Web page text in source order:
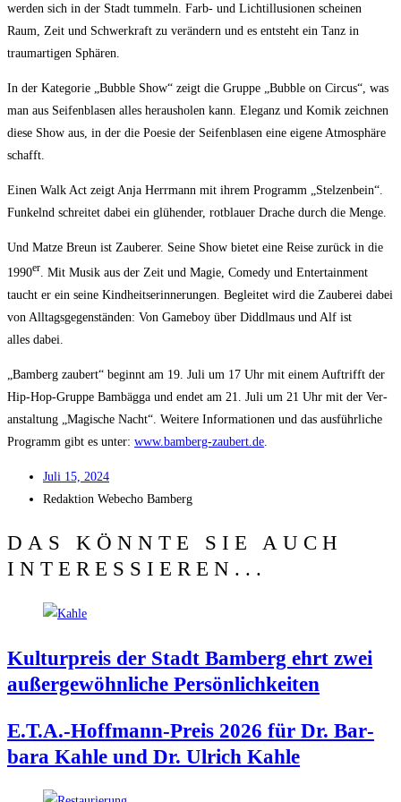
wer­den sich in der Stadt tum­meln. Farb- und Lichtil­lu­sio­nen schei­nen
Raum, Zeit und Schwer­kraft zu ver­än­dern und es ent­steht ein Tanz in
traum­ar­ti­gen Sphären.
In der Kate­go­rie „Bubble Show“ zeigt die Grup­pe „Bubble on Cir­cus“, was
man aus Sei­fen­bla­sen alles her­aus­ho­len kann. Ele­ganz und Komik zeich­nen
die­se Show aus, in der die Poe­sie der Sei­fen­bla­sen eine eige­ne Atmo­sphä­re
schafft.
Einen Walk Act zeigt Anja Herr­mann mit ihrem Pro­gramm „Stel­zen­bein“.
Fun­kelnd schrei­tet dabei ein glü­hen­der, rot­blau­er Dra­che durch die Menge.
Und Mat­ze Breun ist Zau­be­rer. Sei­ne Show bie­tet eine Rei­se zurück in die
1990er . Mit Musik aus der Zeit und Magie, Come­dy und Enter­tain­ment
taucht er ein sei­ne Kind­heits­er­in­ne­run­gen. Beglei­tet wird die Zau­be­rei dabei
von All­tags­ge­gen­stän­den: Von Game­boy über Diddl­maus und Alf ist
alles dabei.
„Bam­berg zau­bert“ beginnt am 19. Juli um 17 Uhr mit einem Auf­trifft der
Hip-Hop-Grup­pe Bam­bäg­ga und endet am 21. Juli um 21 Uhr mit der Ver­
an­stal­tung „Magi­sche Nacht“. Wei­te­re Infor­ma­tio­nen und das aus­führ­li­che
Pro­gramm gibt es unter: www.bamberg-zaubert.de
Juli 15, 2024
Redak­ti­on Web­echo Bamberg
DAS KÖNNTE SIE AUCH
INTERESSIEREN...
Kul­tur­preis der Stadt Bam­berg ehrt zwei
außer­ge­wöhn­li­che Persönlichkeiten
E.T.A.-Hoffmann-Preis 2026 für Dr. Bar­
ba­ra Kah­le und Dr. Ulrich Kahle